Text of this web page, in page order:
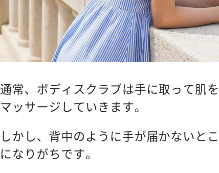
通常、ボディスクラブは手に取って肌
マッサージしていきます。
しかし、背中のように手が届かないと
になりがちです。